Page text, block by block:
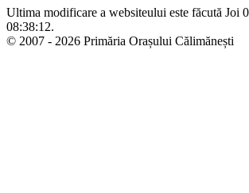
Ultima modificare a websiteului este făcută Joi
08:38:12.
© 2007 - 2026 Primăria Orașului Călimănești